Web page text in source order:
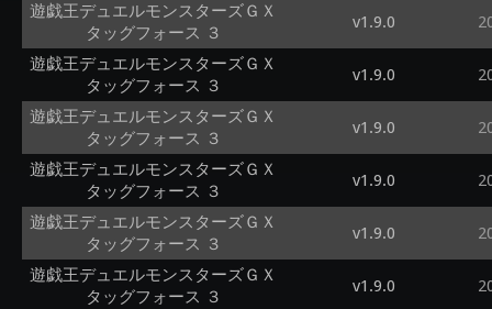
遊戯王デュエルモンスターズＧＸ
タッグフォース ３
v1.9.0
遊戯王デュエルモンスターズＧＸ
タッグフォース ３
v1.9.0
遊戯王デュエルモンスターズＧＸ
タッグフォース ３
v1.9.0
遊戯王デュエルモンスターズＧＸ
タッグフォース ３
v1.9.0
遊戯王デュエルモンスターズＧＸ
タッグフォース ３
v1.9.0
遊戯王デュエルモンスターズＧＸ
タッグフォース ３
v1.9.0